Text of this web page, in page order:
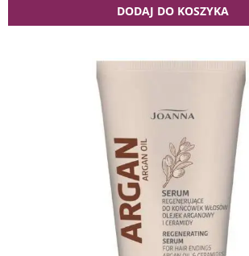
DODAJ DO KOSZYKA